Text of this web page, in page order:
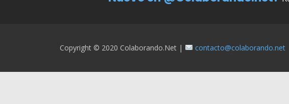
Copyright © 2020 Colaborando.net | contacto@colaborando.net